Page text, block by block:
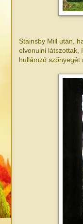
Stainsby Mill után,
elvonulni látszottak,
hullámzó szőnyegét